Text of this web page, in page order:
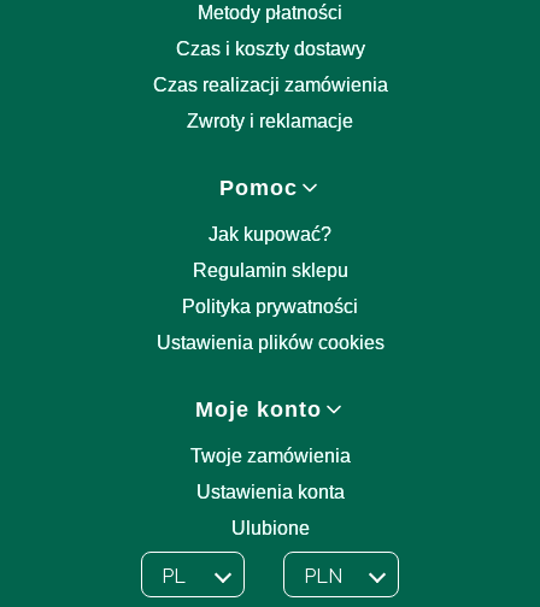
Metody płatności
Czas i koszty dostawy
Czas realizacji zamówienia
Zwroty i reklamacje
Pomoc
Jak kupować?
Regulamin sklepu
Polityka prywatności
Ustawienia plików cookies
Moje konto
Twoje zamówienia
Ustawienia konta
Ulubione
Wybrany język:
PL
polski Wybrana waluta:
PLN